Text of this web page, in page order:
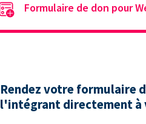
Formulaire de don pour
Rendez votre formulaire
l'intégrant directement à